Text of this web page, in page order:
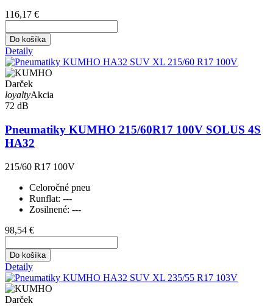
116,17 €
Do košíka
Detaily
Darček
loyaltyAkcia
72 dB
Pneumatiky KUMHO 215/60R17 100V SOLUS 4S
HA32
215/60 R17 100V
Celoročné pneu
Runflat: ---
Zosilnené: ---
98,54 €
Do košíka
Detaily
Darček